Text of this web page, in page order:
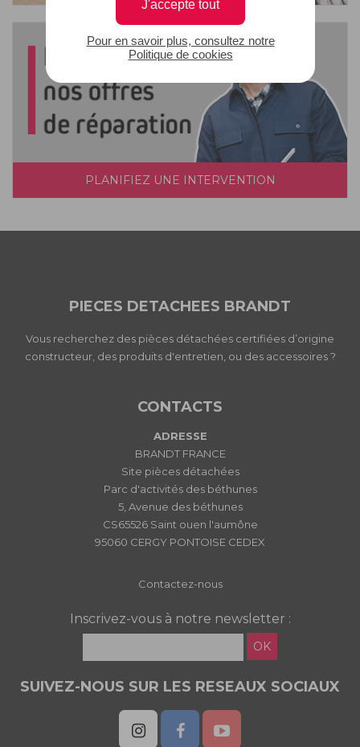
J'accepte tout
Pour en savoir plus, consultez notre
Politique de cookies
PLANIFIEZ UNE INTERVENTION
PIECES DETACHEES BRANDT
Vous recherchez des pièces détachées certifiées d’origine
constructeur, des produits d'entretien, ou des accessoires ?
CONTACTS
ADRESSE
BRANDT FRANCE
Site pièces détachées
Parc d'activités des béthunes
5, Avenue des béthunes
CS65526 Saint ouen l'aumône
95060 CERGY PONTOISE CEDEX
Contactez-nous
Inscrivez-vous à notre newsletter :
OK
SUIVEZ-NOUS SUR LES RESEAUX SOCIAUX